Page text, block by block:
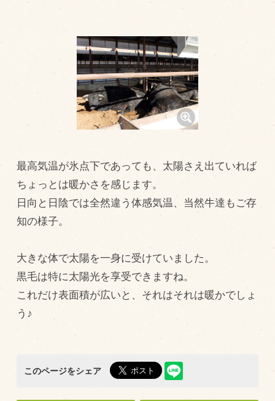
最高気温が氷点下であっても、太陽さえ出ていれば
ちょっとは暖かさを感じます。
日向と日陰では全然違う体感気温、当然牛達もご存
知の様子。
大きな体で太陽を一身に受けていました。
黒毛は特に太陽光を享受できますね。
これだけ表面積が広いと、それはそれは暖かでしょ
う♪
このページをシェア
トピックス（新着順）
お知らせ
お客様の声
オリジナル投稿レシピ
十勝帯広の観光
採用情報
牧場の仕事
その他
牧場のご紹介
牧場の仕事
飼育している牛について
販売加工場
食肉加工場を新設